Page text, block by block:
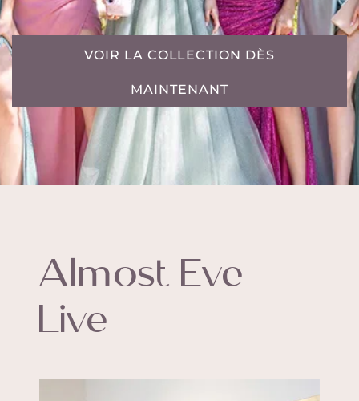
VOIR LA COLLECTION DÈS
MAINTENANT
Almost Eve
Live